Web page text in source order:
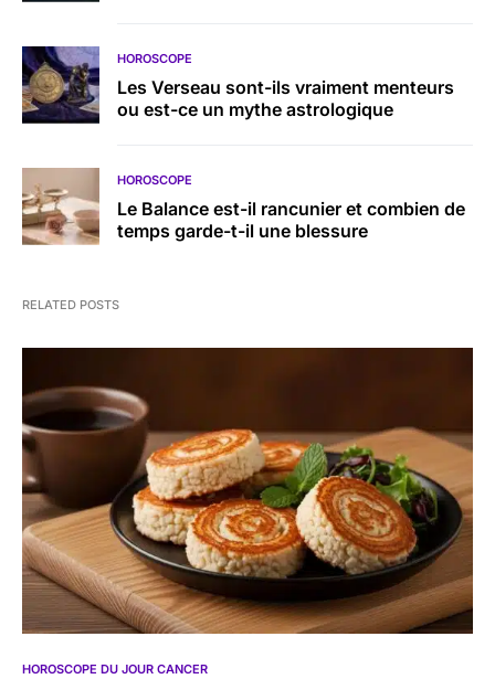
HOROSCOPE
Les Verseau sont-ils vraiment menteurs
ou est-ce un mythe astrologique
HOROSCOPE
Le Balance est-il rancunier et combien de
temps garde-t-il une blessure
RELATED POSTS
HOROSCOPE DU JOUR CANCER